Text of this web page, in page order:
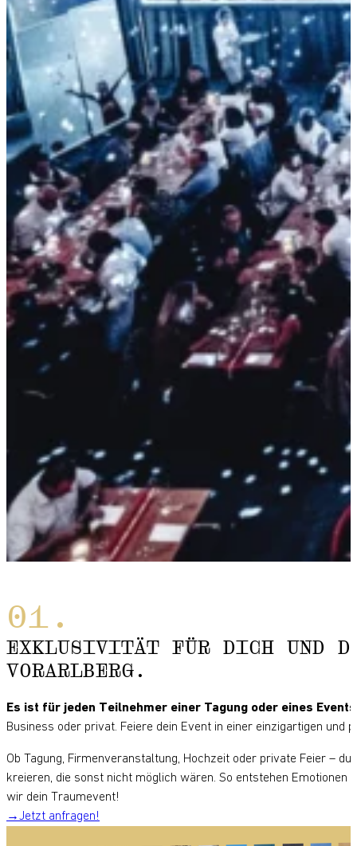
EXKLUSIVITÄT FÜR DICH UND
VORARLBERG.
Es ist für jeden Teilnehmer einer Tagung oder eines
Business oder privat. Feiere dein Event in einer einzigartigen und
Ob Tagung, Firmenveranstaltung, Hochzeit oder private Feier –
kreieren, die sonst nicht möglich wären. So entstehen
wir dein Traumevent!
Jetzt anfragen!